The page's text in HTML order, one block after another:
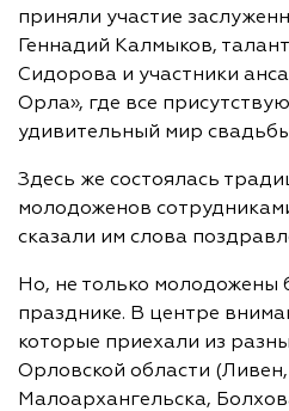
приняли участие
Геннадий Калмыков,
Сидорова и участники
Орла», где все
удивительный мир
Здесь же состоялась
молодоженов
сказали им слова
Но, не только молодожены
празднике. В центре
которые приехали из
Орловской области
Малоархангельска,